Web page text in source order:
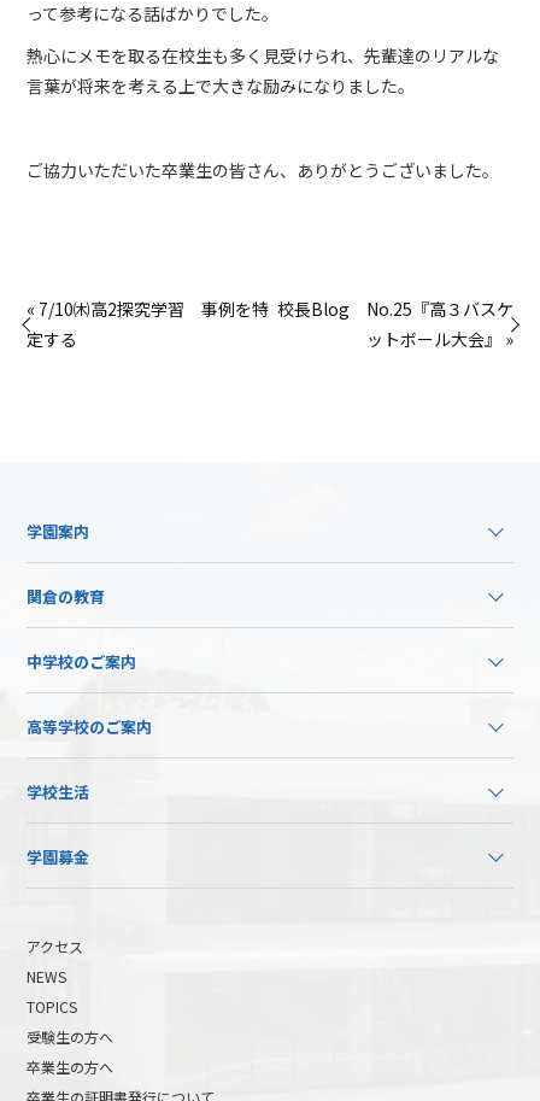
って参考になる話ばかりでした。
熱心にメモを取る在校生も多く見受けられ、先輩達のリアルな
言葉が将来を考える上で大きな励みになりました。
ご協力いただいた卒業生の皆さん、ありがとうございました。
« 7/10㈭高2探究学習 事例を特
定する
校長Blog No.25『高３バスケ
ットボール大会』 »
学園案内
関倉の教育
中学校のご案内
高等学校のご案内
学校生活
学園募金
アクセス
NEWS
TOPICS
受験生の方へ
卒業生の方へ